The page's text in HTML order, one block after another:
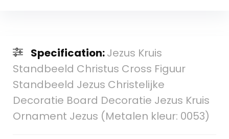
Specification:Jezus Kruis
Standbeeld Christus Cross Figuur
Standbeeld Jezus Christelijke
Decoratie Board Decoratie Jezus Kruis
Ornament Jezus (Metalen kleur: 0053)